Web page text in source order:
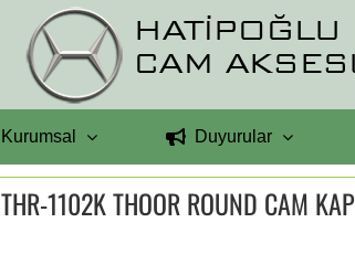
Kurumsal Duyurular
THR-1102K THOOR ROUND CAM